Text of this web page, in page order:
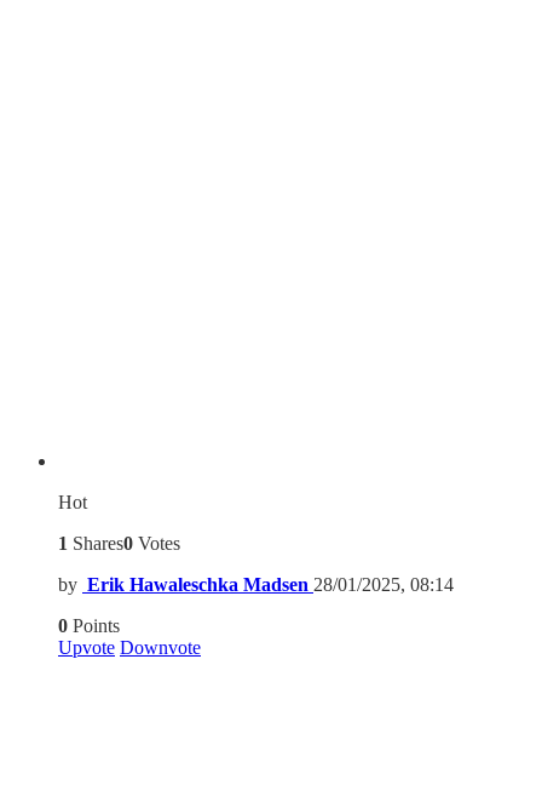
Hot
1 Shares0 Votes
by Erik Hawaleschka Madsen 28/01/2025, 08:14
0 Points
Upvote Downvote